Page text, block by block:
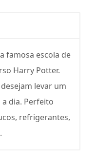
famosa escola de
Harry Potter.
levar um
dia. Perfeito
refrigerantes,